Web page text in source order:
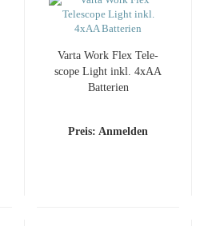
Varta Work Flex Te­le­
scope Light inkl. 4xAA
Bat­te­rien
Preis: Anmelden